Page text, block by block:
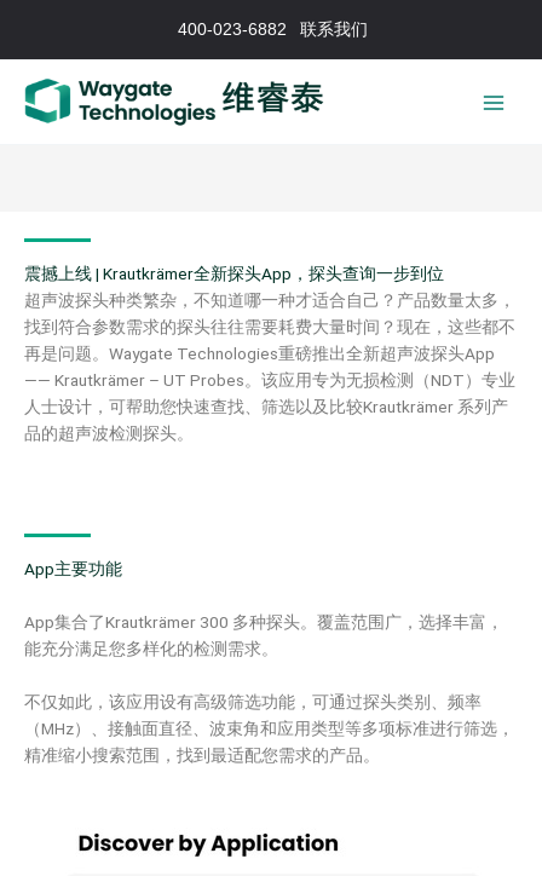
内
400-023-6882 联系我们
震撼上线 | Krautkrämer全新探头App，探头查询一步到位
超声波探头种类繁杂，不知道哪一种才适合自己？产品数量太多，
找到符合参数需求的探头往往需要耗费大量时间？现在，这些都不
再是问题。Waygate Technologies重磅推出全新超声波探头App
—— Krautkrämer – UT Probes。该应用专为无损检测（NDT）专业
人士设计，可帮助您快速查找、筛选以及比较Krautkrämer 系列产
品的超声波检测探头。
App主要功能
App集合了Krautkrämer 300 多种探头。覆盖范围广，选择丰富，
能充分满足您多样化的检测需求。
不仅如此，该应用设有高级筛选功能，可通过探头类别、频率
（MHz）、接触面直径、波束角和应用类型等多项标准进行筛选，
精准缩小搜索范围，找到最适配您需求的产品。